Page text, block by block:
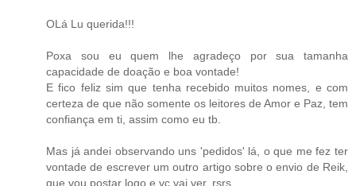
OLá Lu querida!!!
Poxa sou eu quem lhe agradeço por sua tamanha
capacidade de doação e boa vontade!
E fico feliz sim que tenha recebido muitos nomes, e com
certeza de que não somente os leitores de Amor e Paz, tem
confiança em ti, assim como eu tb.
Mas já andei observando uns 'pedidos' lá, o que me fez ter
vontade de escrever um outro artigo sobre o envio de Reik,
que vou postar logo e vc vai ver. rsrs.